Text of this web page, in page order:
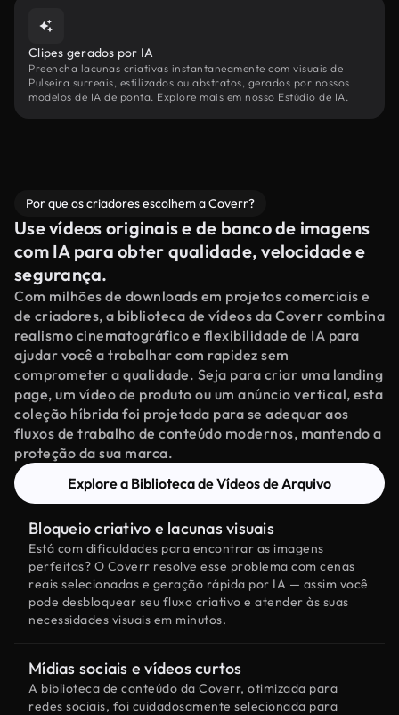
Clipes gerados por IA
Preencha lacunas criativas instantaneamente com visuais de
Pulseira surreais, estilizados ou abstratos, gerados por nossos
modelos de IA de ponta. Explore mais em nosso Estúdio de IA.
Por que os criadores escolhem a Coverr?
Use vídeos originais e de banco de imagens
com IA para obter qualidade, velocidade e
segurança.
Com milhões de downloads em projetos comerciais e
de criadores, a biblioteca de vídeos da Coverr combina
realismo cinematográfico e flexibilidade de IA para
ajudar você a trabalhar com rapidez sem
comprometer a qualidade. Seja para criar uma landing
page, um vídeo de produto ou um anúncio vertical, esta
coleção híbrida foi projetada para se adequar aos
fluxos de trabalho de conteúdo modernos, mantendo a
proteção da sua marca.
Explore a Biblioteca de Vídeos de Arquivo
Bloqueio criativo e lacunas visuais
Está com dificuldades para encontrar as imagens
perfeitas? O Coverr resolve esse problema com cenas
reais selecionadas e geração rápida por IA — assim você
pode desbloquear seu fluxo criativo e atender às suas
necessidades visuais em minutos.
Mídias sociais e vídeos curtos
A biblioteca de conteúdo da Coverr, otimizada para
redes sociais, foi cuidadosamente selecionada para